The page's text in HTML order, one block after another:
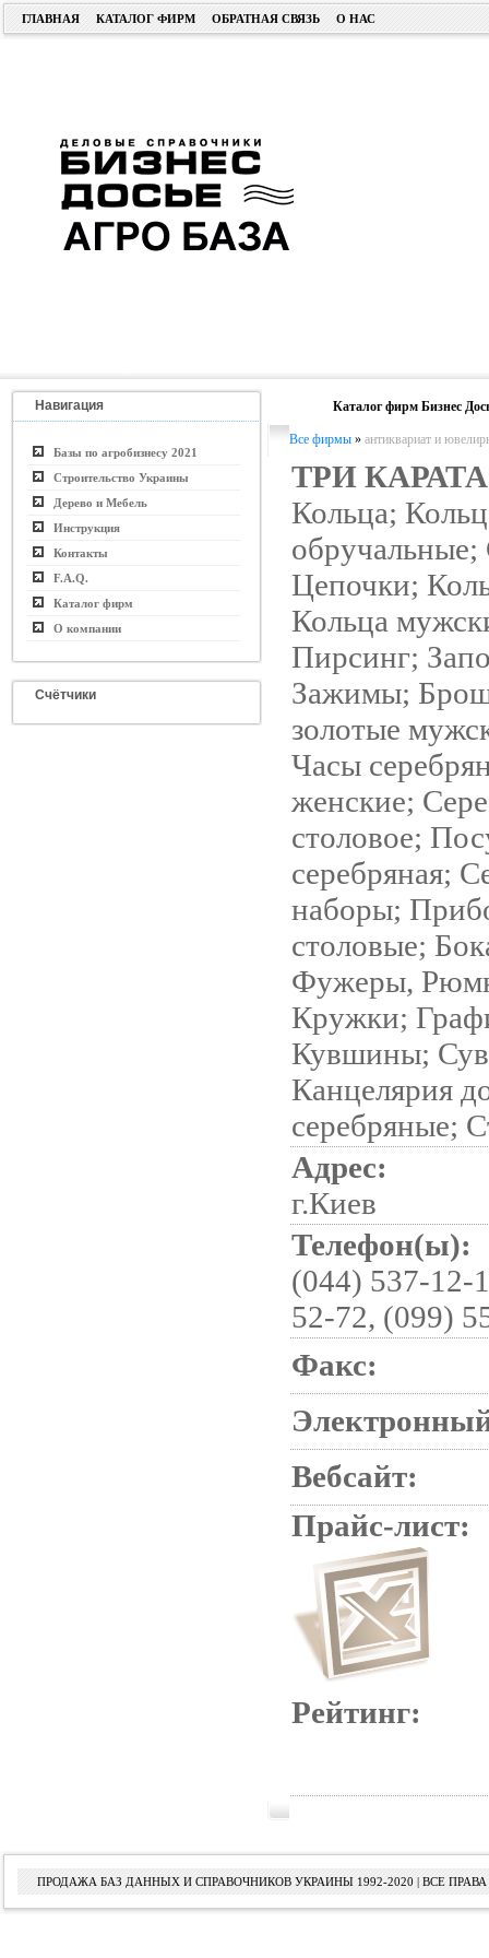
ГЛАВНАЯ КАТАЛОГ ФИРМ ОБРАТНАЯ СВЯЗЬ О НАС
Навигация
Базы по агробизнесу 2021
Строительство Украины
Дерево и Мебель
Инструкция
Контакты
F.A.Q.
Каталог фирм
О компании
Счётчики
Каталог фирм Бизнес
Все фирмы » антиквариат и
ТРИ КАРАТА
Кольца;
обручальные;
Цепочки;
Кольца
Пирсинг;
Зажимы;
золотые
Часы
женские;
столовое;
серебряная;
наборы;
столовые;
Фужеры,
Кружки;
Кувшины;
Канцелярия
серебряные;
Адрес:
г.Киев
Телефон(ы):
(044) 537-12-
52-72, (099)
Факс:
Вебсайт:
Прайс-лист:
Рейтинг:
ПРОДАЖА БАЗ ДАННЫХ И СПРАВОЧНИКОВ УКРАИНЫ 1992-2020 | ВСЕ